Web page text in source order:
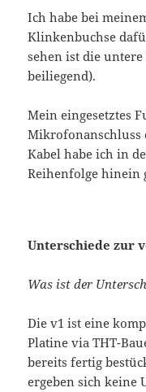
Ich habe bei
Klinkenbuchse
sehen ist die
beiliegend).
Mein eingesetztes
Mikrofonanschluss
Kabel habe ich in
Reihenfolge hinein
Unterschiede zur
Was ist der
Die v1 ist eine
Platine via THT-
bereits fertig
ergeben sich keine